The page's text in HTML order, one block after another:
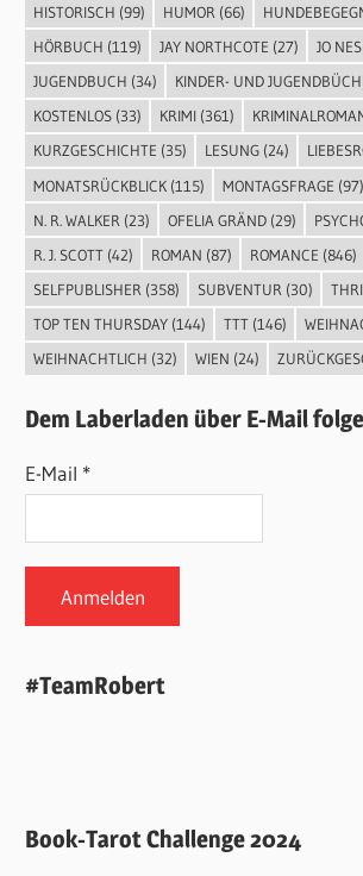
HISTORISCH (99) HUMOR (66)
HÖRBUCH (119) JAY NORTHCOTE (27) JO
JUGENDBUCH (34) KINDER- UND
KOSTENLOS(33) KRIMI(361)
KURZGESCHICHTE (35) LESUNG(24)
MONATSRÜCKBLICK(115) MONTAGSFRAGE (97)
N. R. WALKER (23) OFELIA GRÄND(29)
R. J. SCOTT(42) ROMAN (87) ROMANCE (846)
SELFPUBLISHER (358) SUBVENTUR (30)
TOP TEN THURSDAY(144) TTT(146)
WEIHNACHTLICH (32) WIEN (24)
Dem Laberladen über E-Mail
E-Mail *
#TeamRobert
Book-Tarot Challenge 2024